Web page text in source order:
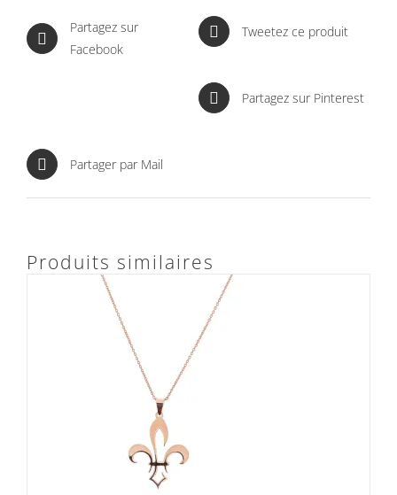
Partagez sur
Facebook
Tweetez ce produit
Partagez sur Pinterest
Partager par Mail
Produits similaires